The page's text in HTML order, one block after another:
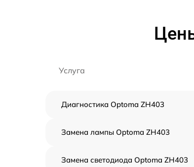
Услуга
Диагностика Optoma ZH403
Замена лампы Optoma ZH403
Замена светодиода Optoma ZH403